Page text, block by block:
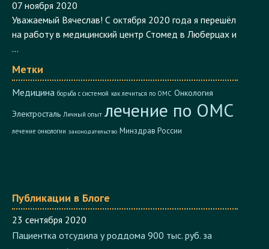
Уважаемый Вячеслав! С октября 2020 года я перешёл
на работу в медицинский центр Стомед в Люберцах и
...
Метки
Медицина борьба с системой как лечиться по ОМС Онкология
Электросталь
лечение по ОМС
лечение онкологии законодательство Минздрав России
23 сентября 2020
Пациентка отсудила у роддома 900 тыс. руб. за
салфетку, забытую во время операции почти 10 лет